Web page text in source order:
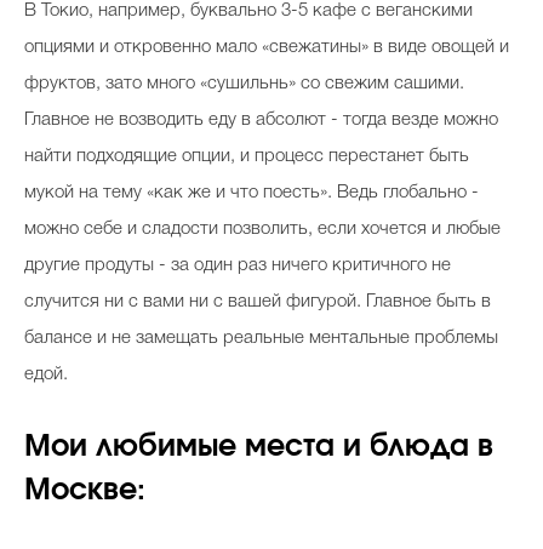
В Токио, например, буквально 3-5 кафе с веганскими
опциями и откровенно мало «свежатины» в виде овощей и
фруктов, зато много «сушильнь» со свежим cашими.
Главное не возводить еду в абсолют - тогда везде можно
найти подходящие опции, и процесс перестанет быть
мукой на тему «как же и что поесть». Ведь глобально -
можно себе и сладости позволить, если хочется и любые
другие продуты - за один раз ничего критичного не
случится ни с вами ни с вашей фигурой. Главное быть в
балансе и не замещать реальные ментальные проблемы
едой.
Мои любимые места и блюда в
Москве: